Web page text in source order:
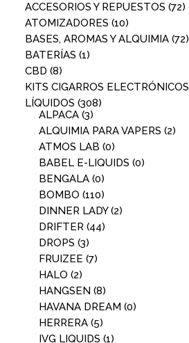
ACCESORIOS Y REPUESTOS (72)
ATOMIZADORES (10)
BASES, AROMAS Y ALQUIMIA (72)
BATERÍAS (1)
CBD (8)
KITS CIGARROS ELECTRÓNICOS
LÍQUIDOS (308)
ALPACA (3)
ALQUIMIA PARA VAPERS (2)
ATMOS LAB (0)
BABEL E-LIQUIDS (0)
BENGALA (0)
BOMBO (110)
DINNER LADY (2)
DRIFTER (44)
DROPS (3)
FRUIZEE (7)
HALO (2)
HANGSEN (8)
HAVANA DREAM (0)
HERRERA (5)
IVG LIQUIDS (1)